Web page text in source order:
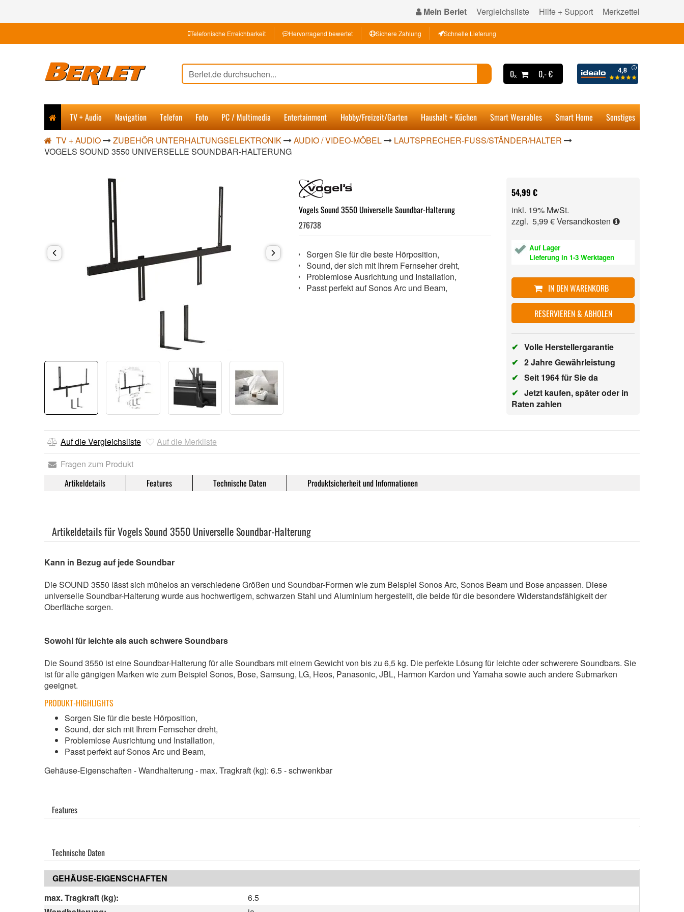
Mein Berlet Vergleichsliste Hilfe + Support Merkzettel
Telefonische Erreichbarkeit Hervorragend bewertet Sichere Zahlung Schnelle Lieferung
0ₓ 0,- €
TV + Audio Navigation Telefon Foto PC / Multimedia Entertainment Hobby/Freizeit/Garten Haushalt + Küchen Smart Wearables Smart Home Sonstiges
TV + AUDIO ZUBEHÖR UNTERHALTUNGSELEKTRONIK AUDIO / VIDEO-MÖBEL
LAUTSPRECHER-FUSS/STÄNDER/HALTER
VOGELS SOUND 3550 UNIVERSELLE SOUNDBAR-HALTERUNG
Vogels Sound 3550 Universelle Soundbar-Halterung
276738
Sorgen Sie für die beste Hörposition,
Sound, der sich mit Ihrem Fernseher dreht,
Problemlose Ausrichtung und Installation,
Passt perfekt auf Sonos Arc und Beam,
54,99 €
inkl. 19% MwSt.
zzgl. 5,99 €Versandkosten
Auf Lager
Lieferung in 1-3 Werktagen
IN DEN WARENKORB
RESERVIEREN & ABHOLEN
✔ Volle Herstellergarantie
✔ 2 Jahre Gewährleistung
✔ Seit 1964 für Sie da
✔ Jetzt kaufen, später oder in
Raten zahlen
Auf die Vergleichsliste
Auf die Merkliste
Fragen zum Produkt
Artikeldetails Features Technische Daten Produktsicherheit und Informationen
Artikeldetails für Vogels Sound 3550 Universelle Soundbar-Halterung
Kann in Bezug auf jede Soundbar
Die SOUND 3550 lässt sich mühelos an verschiedene Größen und Soundbar-Formen wie zum Beispiel Sonos Arc, Sonos Beam und Bose anpassen. Diese
universelle Soundbar-Halterung wurde aus hochwertigem, schwarzen Stahl und Aluminium hergestellt, die beide für die besondere Widerstandsfähigkeit der
Oberfläche sorgen.
Sowohl für leichte als auch schwere Soundbars
Die Sound 3550 ist eine Soundbar-Halterung für alle Soundbars mit einem Gewicht von bis zu 6,5 kg. Die perfekte Lösung für leichte oder schwerere Soundbars. Sie
ist für alle gängigen Marken wie zum Beispiel Sonos, Bose, Samsung, LG, Heos, Panasonic, JBL, Harmon Kardon und Yamaha sowie auch andere Submarken
geeignet.
PRODUKT-HIGHLIGHTS
Sorgen Sie für die beste Hörposition,
Sound, der sich mit Ihrem Fernseher dreht,
Problemlose Ausrichtung und Installation,
Passt perfekt auf Sonos Arc und Beam,
Gehäuse-Eigenschaften - Wandhalterung - max. Tragkraft (kg): 6.5 - schwenkbar
Features
Technische Daten
GEHÄUSE-EIGENSCHAFTEN
max. Tragkraft (kg):
6.5